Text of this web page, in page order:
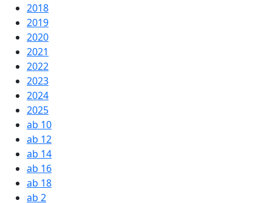
2018
2019
2020
2021
2022
2023
2024
2025
ab 10
ab 12
ab 14
ab 16
ab 18
ab 2